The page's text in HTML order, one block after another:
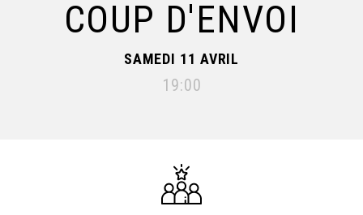
COUP D'ENVOI
SAMEDI 11 AVRIL
19:00